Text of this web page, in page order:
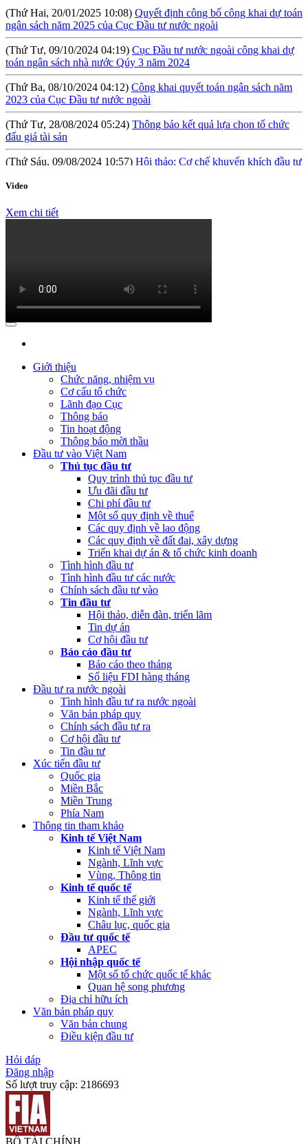
ngân sách năm 2025 của Cục Đầu tư nước ngoài
(Thứ Tư, 09/10/2024 04:19)Cục Đầu tư nước ngoài công khai dự
toán ngân sách nhà nước Qúy 3 năm 2024
(Thứ Ba, 08/10/2024 04:12)Công khai quyết toán ngân sách năm
2023 của Cục Đầu tư nước ngoài
(Thứ Tư, 28/08/2024 05:24)Thông báo kết quả lựa chọn tổ chức
đấu giá tài sản
(Thứ Sáu, 09/08/2024 10:57)
lớn (RIGI): Mục tiêu, phạm vi và thực hiện
(Thứ Năm, 04/04/2024 10:17)
(Thứ Tư, 31/01/2024 09:04)Lấy ý kiến đối với Dự thảo Nghị định
(Thứ Hai, 09/10/2023 03:45) Báo cáo tình hình công khai ngân
sách Quý 3 năm 2023
Quý 2 năm 2023
(Thứ Tư, 12/04/2023 03:20)
thực hiện dự toán NSNN Quý 1 năm 2023
(Thứ Ba, 21/03/2023 04:55)
2022 của Ban Quản lý dự án Nâng cấp và phát triển Hệ thống
thông tin quốc gia về đầu tư
(Thứ Hai, 20/03/2023 05:26)
NSNN Quý 4 và cả năm 2022
(Thứ Hai, 20/03/2023 05:17)Công bố công khai quyết toán ngân
sách nhà nước năm 2022 cùa Trung tâm Xúc tiến đầu tư phía Bắc
(Thứ Sáu, 24/02/2023 05:43)Việt Nam, Bỉ thúc đẩy hợp tác đổi
Video
Xem chi tiết
Giới thiệu
Chức năng, nhiệm vụ
Cơ cấu tổ chức
Lãnh đạo Cục
Thông báo
Tin hoạt động
Thông báo mời thầu
Đầu tư vào Việt Nam
Thủ tục đầu tư
Quy trình thủ tục đầu tư
Ưu đãi đầu tư
Chi phí đầu tư
Một số quy định về thuế
Các quy định về lao động
Các quy định về đất đai, xây dựng
Triển khai dự án & tổ chức kinh doanh
Tình hình đầu tư
Tình hình đầu tư các nước
Chính sách đầu tư vào
Tin đầu tư
Hội thảo, diễn đàn, triển lãm
Tin dự án
Cơ hội đầu tư
Báo cáo đầu tư
Báo cáo theo tháng
Số liệu FDI hàng tháng
Đầu tư ra nước ngoài
Tình hình đầu tư ra nước ngoài
Văn bản pháp quy
Chính sách đầu tư ra
Cơ hội đầu tư
Tin đầu tư
Xúc tiến đầu tư
Quốc gia
Miền Bắc
Miền Trung
Phía Nam
Thông tin tham khảo
Kinh tế Việt Nam
Kinh tế Việt Nam
Ngành, Lĩnh vực
Vùng, Thông tin
Kinh tế quốc tế
Kinh tế thế giới
Ngành, Lĩnh vực
Châu lục, quốc gia
Đầu tư quốc tế
APEC
Hội nhập quốc tế
Một số tổ chức quốc tế khác
Quan hệ song phương
Địa chỉ hữu ích
Văn bản pháp quy
Văn bản chung
Điều kiện đầu tư
Hỏi đáp
Đăng nhập
Số lượt truy cập: 2186693